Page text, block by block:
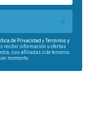
de Privacidad yTérminos y
recibir información u ofertas
sus afiliadas o de terceros.
momento.